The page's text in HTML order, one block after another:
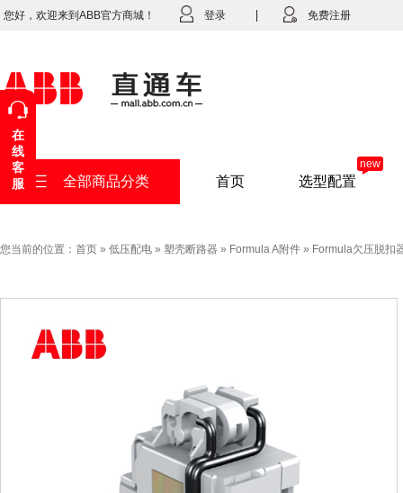
您好，欢迎来到ABB官方商城！ 登录 免费注册
全部商品分类 首页 选型配置
new
您当前的位置： 首页 » 低压配电 » 塑壳断路器 » Formula A附件 » Formula欠压脱扣
在
线
客
服